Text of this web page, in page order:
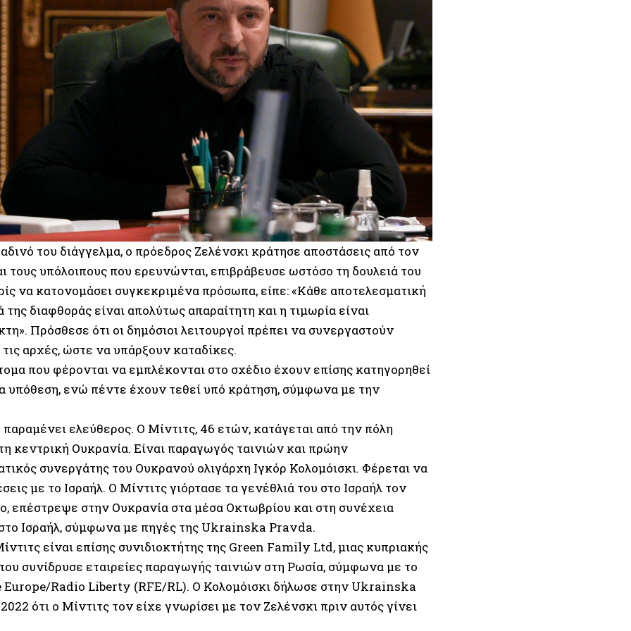
του διάγγελμα, ο πρόεδρος Ζελένσκι κράτησε αποστάσεις από τον
τους υπόλοιπους που ερευνώνται, επιβράβευσε ωστόσο τη δουλειά του
να κατονομάσει συγκεκριμένα πρόσωπα, είπε: «Κάθε αποτελεσματική
της διαφθοράς είναι απολύτως απαραίτητη και η τιμωρία είναι
Πρόσθεσε ότι οι δημόσιοι λειτουργοί πρέπει να συνεργαστούν
αρχές, ώστε να υπάρξουν καταδίκες.
που φέρονται να εμπλέκονται στο σχέδιο έχουν επίσης κατηγορηθεί
υπόθεση, ενώ πέντε έχουν τεθεί υπό κράτηση, σύμφωνα με την
ελεύθερος. Ο Μίντιτς, 46 ετών, κατάγεται από την πόλη
κεντρική Ουκρανία. Είναι παραγωγός ταινιών και πρώην
συνεργάτης του Ουκρανού ολιγάρχη Ιγκόρ Κολομόισκι. Φέρεται να
με το Ισραήλ. Ο Μίντιτς γιόρτασε τα γενέθλιά του στο Ισραήλ τον
επέστρεψε στην Ουκρανία στα μέσα Οκτωβρίου και στη συνέχεια
Ισραήλ, σύμφωνα με πηγές της Ukrainska Pravda.
είναι επίσης συνιδιοκτήτης της Green Family Ltd, μιας κυπριακής
συνίδρυσε εταιρείες παραγωγής ταινιών στη Ρωσία, σύμφωνα με το
Europe/Radio Liberty (RFE/RL). Ο Κολομόισκι δήλωσε στην Ukrainska
ότι ο Μίντιτς τον είχε γνωρίσει με τον Ζελένσκι πριν αυτός γίνει